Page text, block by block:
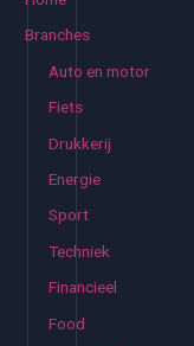
Branches
Auto en motor
Fiets
Drukkerij
Energie
Sport
Techniek
Financieel
Food